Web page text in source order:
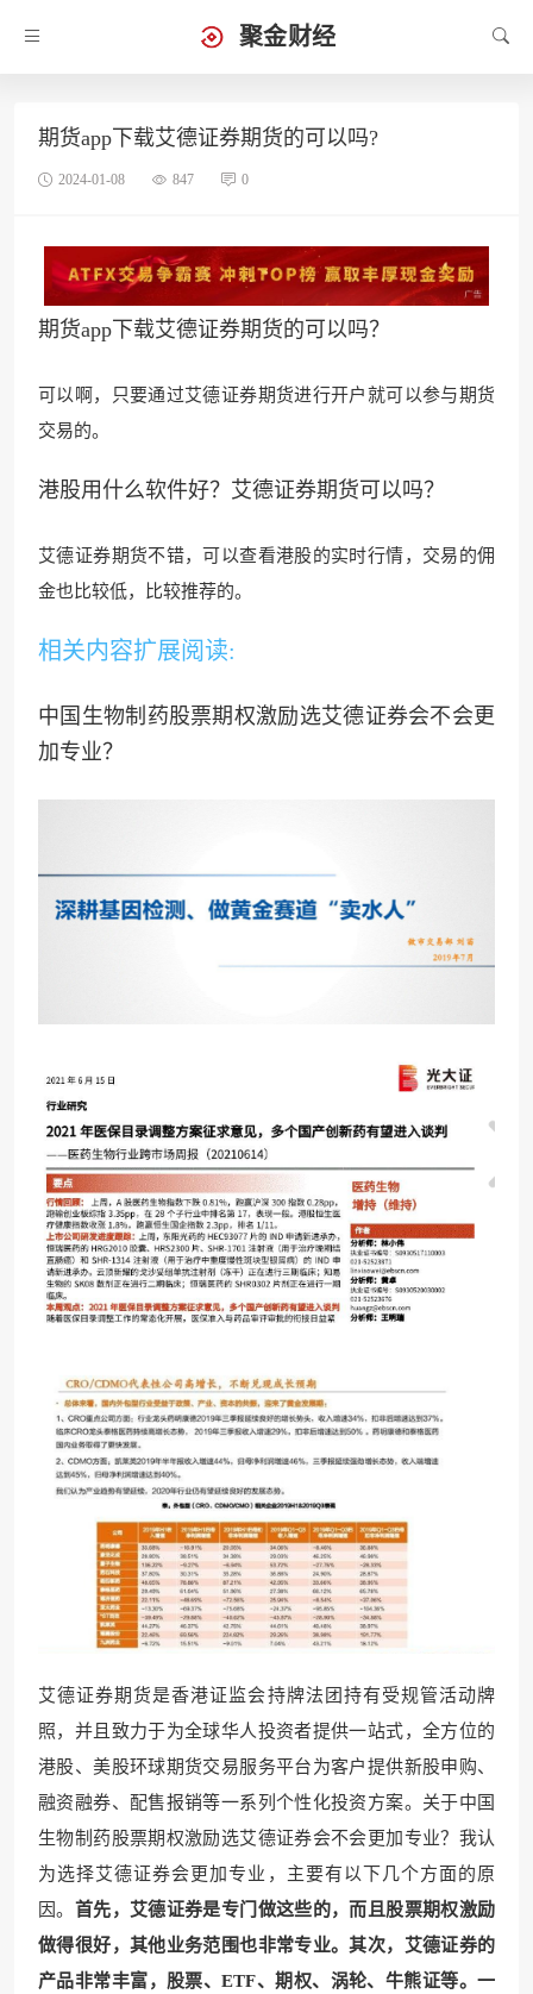
聚金财经
期货app下载艾德证券期货的可以吗?
2024-01-08 847 0
期货app下载艾德证券期货的可以吗？
可以啊，只要通过艾德证券期货进行开户就可以参与期货
交易的。
港股用什么软件好？艾德证券期货可以吗？
艾德证券期货不错，可以查看港股的实时行情，交易的佣
金也比较低，比较推荐的。
相关内容扩展阅读:
中国生物制药股票期权激励选艾德证券会不会更
加专业？
艾德证券期货是香港证监会持牌法团持有受规管活动牌
照，并且致力于为全球华人投资者提供一站式，全方位的
港股、美股环球期货交易服务平台为客户提供新股申购、
融资融券、配售报销等一系列个性化投资方案。关于中国
生物制药股票期权激励选艾德证券会不会更加专业？我认
为选择艾德证券会更加专业，主要有以下几个方面的原
因。 首先，艾德证券是专门做这些的，而且股票期权激励
做得很好，其他业务范围也非常专业。其次，艾德证券的
产品非常丰富，股票、ETF、期权、涡轮、牛熊证等。一